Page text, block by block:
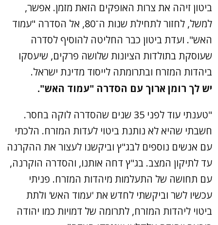
ביטון זיהה את צרות האופקים הזאת מזמן. אפשר,
למשל, לחזור לתחילת שנות ה־80, אל הסדרה "עמוד
האש". ועדת ביטון כבר החליטה להוסיף לסדרה
שעוסקת בתולדות הציונות שלושה פרקים, שיעסקו
ביהדות המזרח ובתרומתה לייסוד מדינת ישראל.
יש לך רומן ארוך עם הסדרה "עמוד האש".
"טענתי עוד לפני 35 שנים שהסדרה לוקה בחסר.
חשבתי שהיא לא נותנת ביטוי לעדות המזרח. הלכתי
עם אנשים נוספים לבג"ץ וביקשנו לעצור את ההקרנה
עד לתיקון המצב. בג"ץ דחה אותנו, והסדרה הוקרנה,
עם תחושה של התעלמות מיהדות המזרח. פניתי
עכשיו לשר וביקשתי לחדש את 'עמוד האש' ולתת
ביטוי ליהדות המזרח, לתרומה של דמויות כמו יהודה